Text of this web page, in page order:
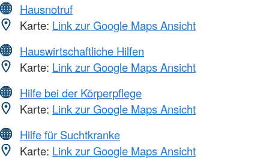
Hausnotruf
Karte: Link zur Google Maps Ansicht
Hauswirtschaftliche Hilfen
Karte: Link zur Google Maps Ansicht
Hilfe bei der Körperpflege
Karte: Link zur Google Maps Ansicht
Hilfe für Suchtkranke
Karte: Link zur Google Maps Ansicht